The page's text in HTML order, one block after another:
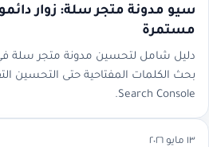
سيو مدونة متجر سلة: زوار
مستمرة
دليل شامل لتحسين مدونة متجر سلة
بحث الكلمات المفتاحية حتى التحسين
Search Console.
١٣ مايو ٢٠٢٦